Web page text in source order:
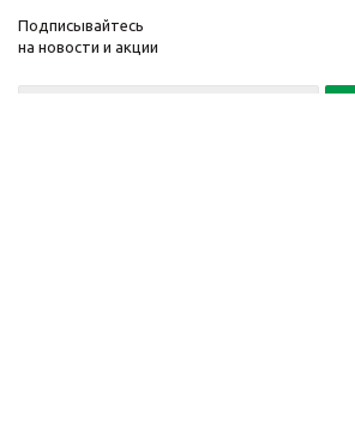
Подписывайтесь
на новости и акции